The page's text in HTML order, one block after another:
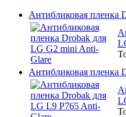
Антибликовая пленка
Антибликовая пленка